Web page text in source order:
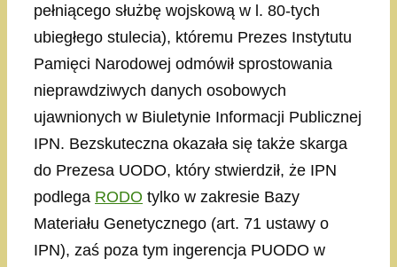
pełniącego służbę wojskową w l. 80-tych
ubiegłego stulecia), któremu Prezes Instytutu
Pamięci Narodowej odmówił sprostowania
nieprawdziwych danych osobowych
ujawnionych w Biuletynie Informacji Publicznej
IPN. Bezskuteczna okazała się także skarga
do Prezesa UODO, który stwierdził, że IPN
podlega RODO tylko w zakresie Bazy
Materiału Genetycznego (art. 71 ustawy o
IPN), zaś poza tym ingerencja PUODO w